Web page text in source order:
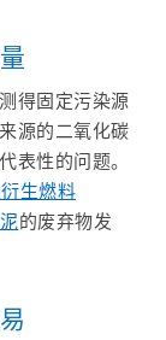
得固定污染源
源的二氧化碳
表性的问题。
生燃料
的废弃物发